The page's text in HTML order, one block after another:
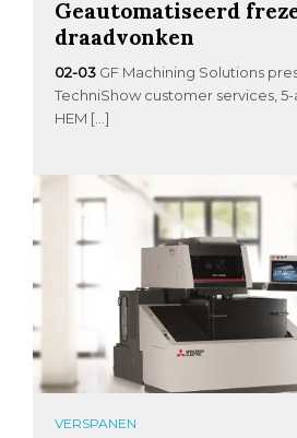
Geautomatiseerd
draadvonken
02-03 GF Machining Solutions
TechniShow customer services,
HEM […]
VERSPANEN